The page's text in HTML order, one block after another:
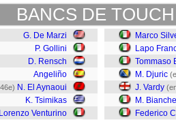
BANCS DE
G. De Marzi
P. Gollini
D. Rensch
Angeliño
N. El Aynaoui
K. Tsimikas
Lorenzo Venturino
Marco
Lapo
Tommaso
M. Djuric
J. Vardy
M.
Federico